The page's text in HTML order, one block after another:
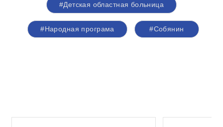
#Детская областная больница
#Народная програма #Собянин